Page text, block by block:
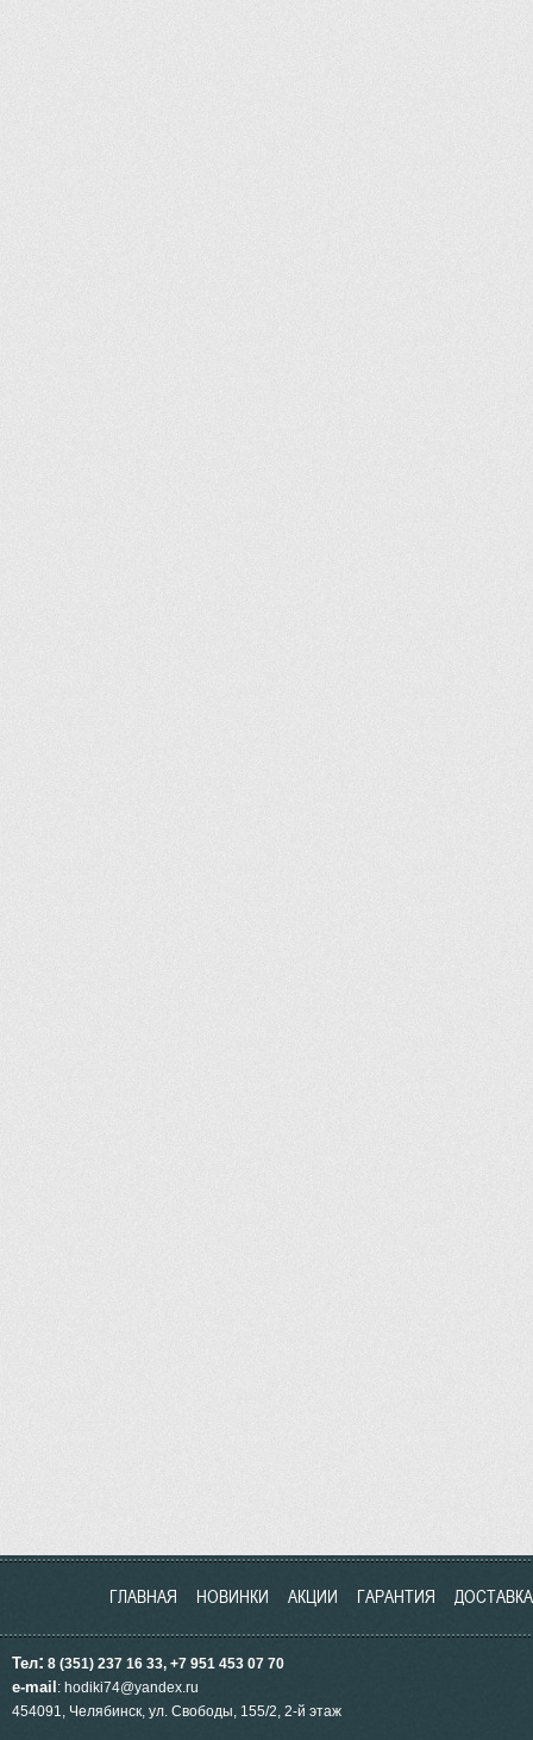
ГЛАВНАЯ НОВИНКИ АКЦИИ ГАРАНТИЯ ДОСТАВКА
Тел: 8 (351) 237 16 33, +7 951 453 07 70
e-mail : hodiki74@yandex.ru
454091, Челябинск, ул. Свободы, 155/2, 2-й этаж